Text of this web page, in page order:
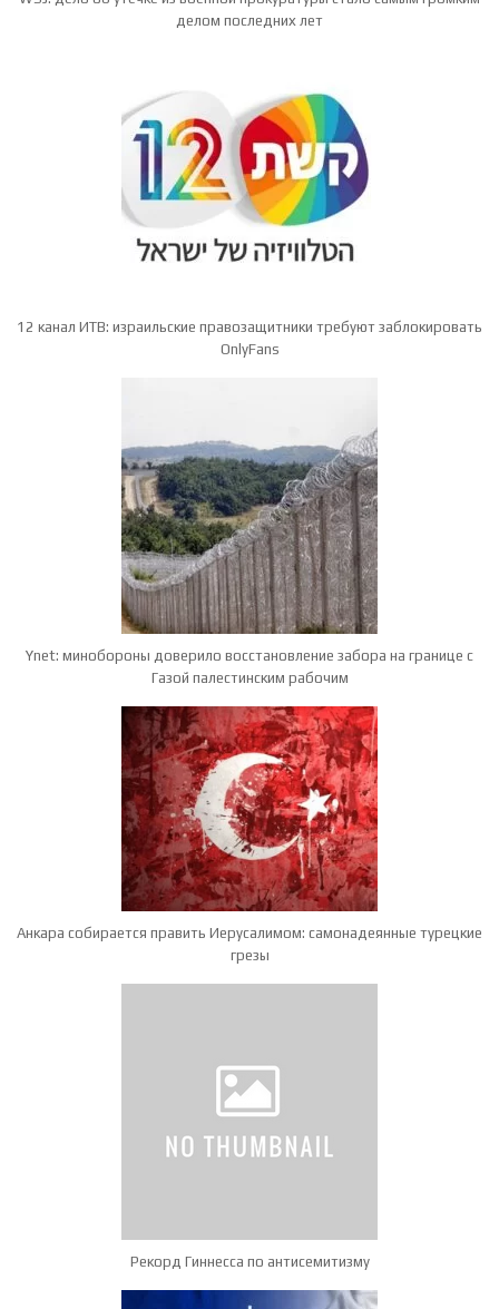
делом последних лет
12 канал ИТВ: израильские правозащитники требуют заблокировать
OnlyFans
Ynet: минобороны доверило восстановление забора на границе с
Газой палестинским рабочим
Анкара собирается править Иерусалимом: самонадеянные турецкие
грезы
Рекорд Гиннесса по антисемитизму